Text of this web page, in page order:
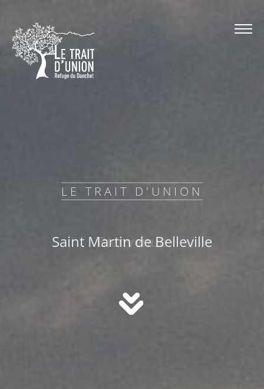
LE TRAIT D'UNION
Bienvenue
LE TRAIT D'UNION
Saint Martin de Belleville
LE TRAIT D'UNION
Refuge de charme